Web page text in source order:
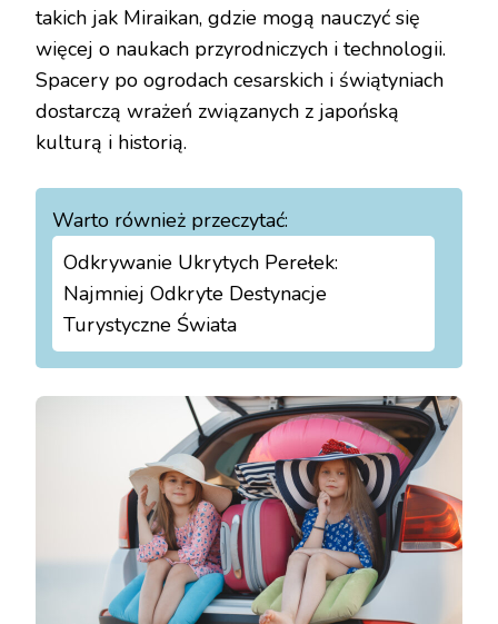
takich jak Miraikan, gdzie mogą nauczyć się
więcej o naukach przyrodniczych i technologii.
Spacery po ogrodach cesarskich i świątyniach
dostarczą wrażeń związanych z japońską
kulturą i historią.
Warto również przeczytać:
Odkrywanie Ukrytych Perełek:
Najmniej Odkryte Destynacje
Turystyczne Świata